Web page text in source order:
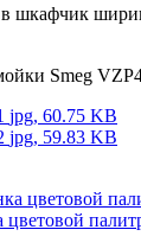
шкафчик
Smeg
jpg, 60.75 KB
jpg, 59.83 KB